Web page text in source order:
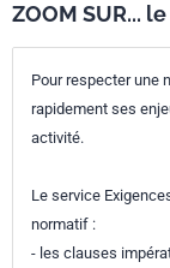
ZOOM SUR...
Pour respecter une
rapidement ses
activité.
Le service
normatif :
- les clauses